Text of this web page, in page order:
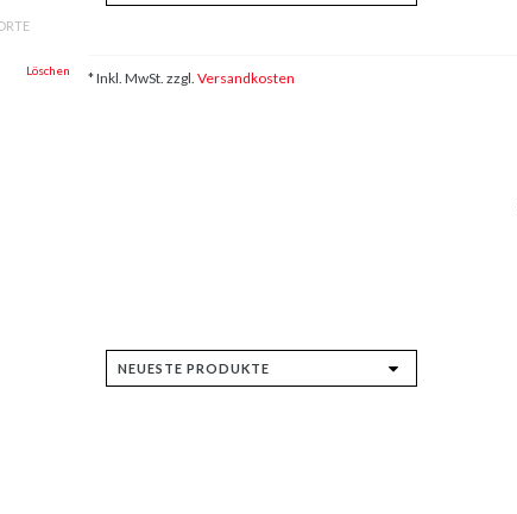
Löschen * Inkl. MwSt. zzgl. Versandkosten